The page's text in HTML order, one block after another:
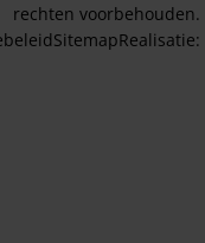
rechten voorbehouden.
SitemapRealisatie: